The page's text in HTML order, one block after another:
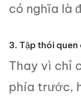
có nghĩa là
3. Tập thói
Thay vì chỉ
phía trước,